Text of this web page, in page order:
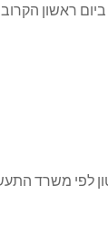
ראשון
לפי משרד